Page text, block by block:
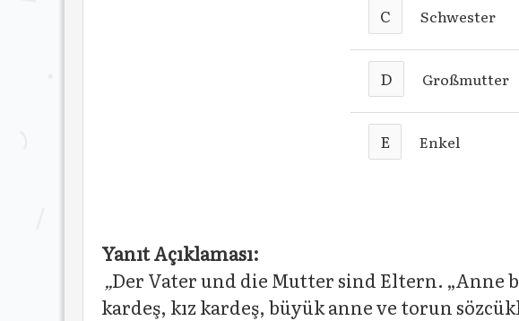
C Schwester
D Großmutter
E Enkel
Yanıt Açıklaması:
„Der Vater und die Mutter sind Eltern. „Anne
kardeş, kız kardeş, büyük anne ve torun